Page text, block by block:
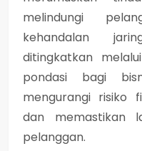
melindungi
kehandalan
ditingkatkan
pondasi bagi
mengurangi risiko
dan memastikan
pelanggan.